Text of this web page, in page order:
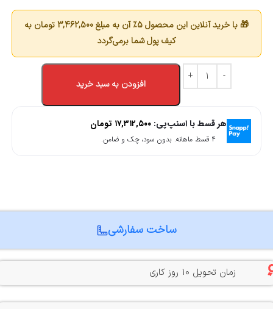
🎁 با خرید آنلاین این محصول 5٪ آن به مبلغ 3,462,500تومان به
کیف پول شما برمی‌گردد
افزودن به سبد خرید
هر قسط با اسنپ‌پی: ۱۷,۳۱۲,۵۰۰ تومان
۴ قسط ماهانه. بدون سود، چک و ضامن.
ساخت سفارشی
زمان تحویل 10 روز کاری